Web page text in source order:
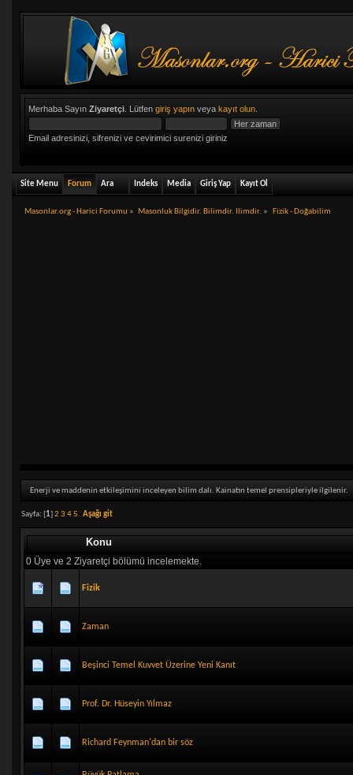
Merhaba Sayın Ziyaretçi. Lütfen giriş yapınveya kayıt olun.
Email adresinizi, sifrenizi ve cevirimici surenizi giriniz
Site Menu Forum Ara Indeks Media Giriş Yap Kayıt Ol
Masonlar.org - Harici Forumu » Masonluk Bilgidir. Bilimdir. Ilimdir. » Fizik - Doğabilim
Enerji ve maddenin etkileşimini inceleyen bilim dalı. Kainatın temel prensipleriyle ilgilenir.
Sayfa: [1] 2 3 45 Aşağı git
Konu
0 Üye ve 2 Ziyaretçi bölümü incelemekte.
Fizik
Zaman
Beşinci Temel Kuvvet Üzerine Yeni Kanıt
Prof. Dr. Hüseyin Yılmaz
Richard Feynman'dan bir söz